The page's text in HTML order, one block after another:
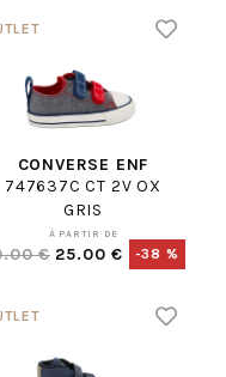
CONVERSE ENF
747637C CT 2V OX
GRIS
À PARTIR DE
€ 25.00 € -38 %